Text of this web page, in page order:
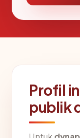
Profil
publik